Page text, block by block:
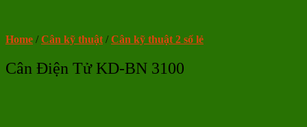
Home / Cân kỹ thuật / Cân kỹ thuật 2 số lẻ
Cân Điện Tử KD-BN 3100